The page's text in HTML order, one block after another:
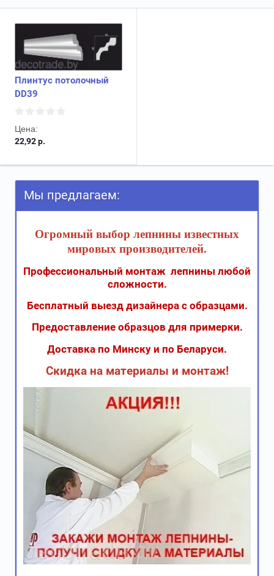
Плинтус потолочный
DD39
Цена:
22,92р.
Мы предлагаем:
Огромный выбор лепнины известных
мировых производителей.
Профессиональный монтаж лепнины любой
сложности.
Бесплатный выезд дизайнера с образцами.
Предоставление образцов для примерки.
Доставка по Минску и по Беларуси.
Скидка на материалы и монтаж!